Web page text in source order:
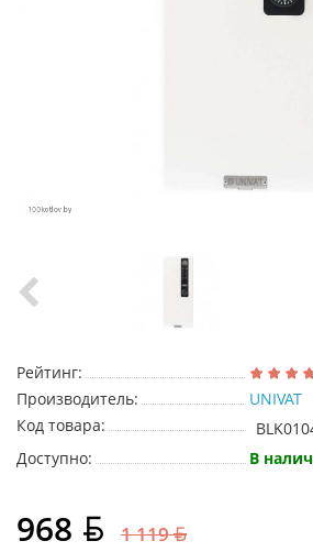
Рейтинг:
Производитель:
UNIVAT
Код товара:
Доступно:
В
968 1 119